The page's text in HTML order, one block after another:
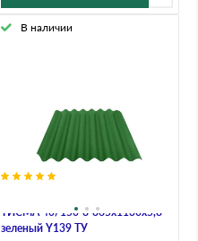
ТИСМА 40/150-8-865х1130х5,8
зеленый Y139 ТУ
В наличии